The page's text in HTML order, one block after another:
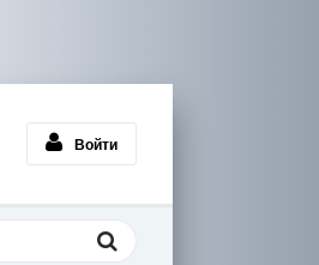
Войти